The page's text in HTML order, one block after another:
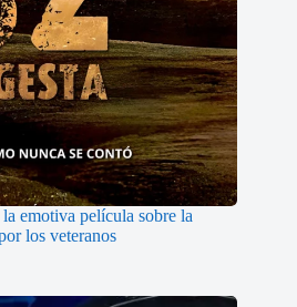
emotiva película sobre la
los veteranos